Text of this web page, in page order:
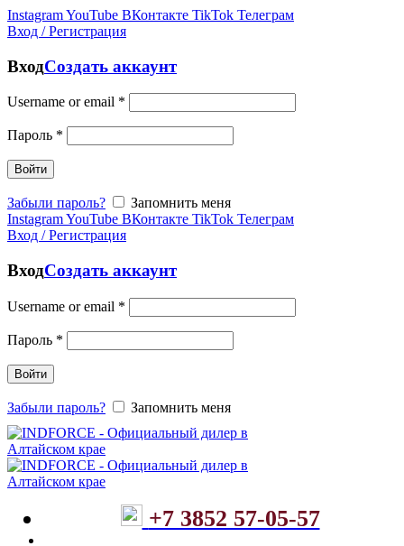
InstagramYouTube ВКонтакте TikTok Телеграм
Вход / Регистрация
ВходСоздать аккаунт
Username or email *
Пароль *
Войти
Забыли пароль?
Запомнить меня
InstagramYouTube ВКонтакте TikTok Телеграм
Вход / Регистрация
ВходСоздать аккаунт
Username or email *
Пароль *
Войти
Забыли пароль? Запомнить меня
+7 3852 57-05-57